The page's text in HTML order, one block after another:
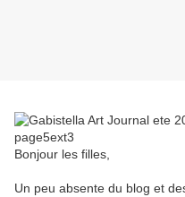
Bonjour les filles,
Un peu absente du blog et